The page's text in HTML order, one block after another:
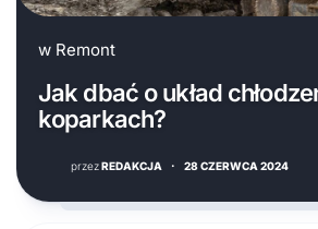
w Remont
Jak dbać o układ
koparkach?
przezREDAKCJA · 28 CZERWCA 2024